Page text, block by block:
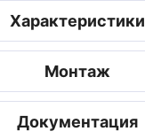
Характеристики
Монтаж
Документация